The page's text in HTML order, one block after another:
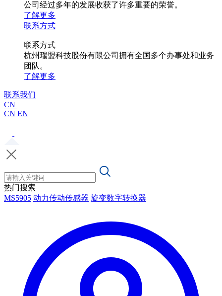
公司经过多年的发展收获了许多重要的荣誉。
了解更多
联系方式
联系方式
杭州瑞盟科技股份有限公司拥有全国多个办事处和业务
团队。
了解更多
联系我们
CN
CN EN
热门搜索
MS5905 动力传动传感器 旋变数字转换器